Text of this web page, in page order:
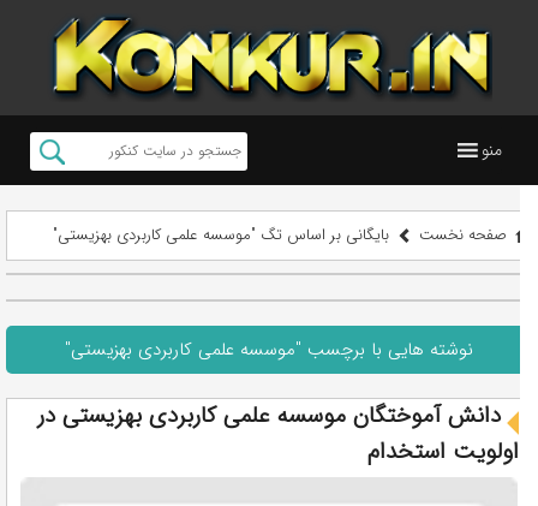
منو
صفحه نخست بایگانی بر اساس تگ "موسسه علمی کاربردی بهزیستی"
نوشته هایی با برچسب "موسسه علمی کاربردی بهزیستی"
دانش آموختگان موسسه علمی کاربردی بهزیستی در
اولویت استخدام